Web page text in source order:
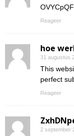
Reageer
hoe
31 augustus
This
perfect
Reageer
2 september